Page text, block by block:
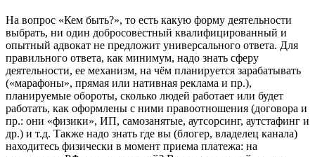
На вопрос «Кем быть?», то есть какую форму деятельности
выбрать, ни один добросовестный квалифицированный и
опытный адвокат не предложит универсального ответа. Для
правильного ответа, как минимум, надо знать сферу
деятельности, ее механизм, на чём планируется зарабатывать
(«марафоны», прямая или нативная реклама и пр.),
планируемые обороты, сколько людей работает или будет
работать, как оформлены с ними правоотношения (договора и
пр.: они «физики», ИП, самозанятые, аутсорсинг, аутстафинг и
др.) и т.д. Также надо знать где вы (блогер, владелец канала)
находитесь физически в момент приема платежа: на